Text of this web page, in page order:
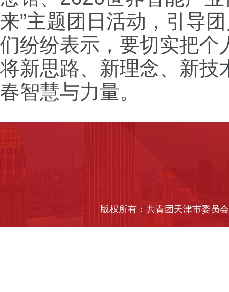
来”主题团日活动，引导
们纷纷表示，要切实把个
将新思路、新理念、新技
春智慧与力量。
版权所有：共青团天津市委